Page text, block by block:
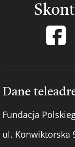
Dane
Fundacja
ul. Konwiktorska